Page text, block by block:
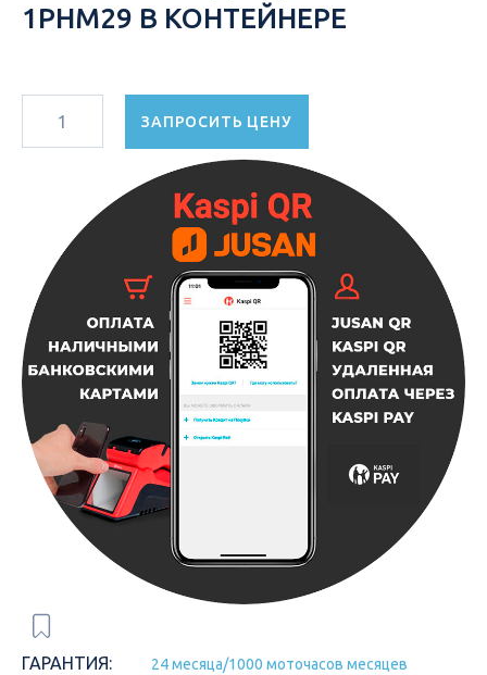
1РНМ29 В КОНТЕЙНЕРЕ
ЗАПРОСИТЬ ЦЕНУ
ГАРАНТИЯ: 24 месяца/1000 моточасов месяцев